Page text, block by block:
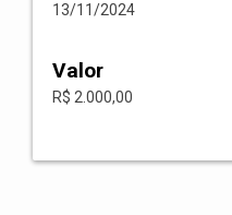
13/11/2024
Valor
R$ 2.000,00